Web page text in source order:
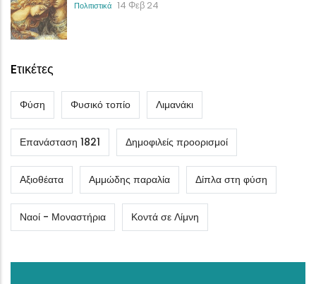
Πολιτιστικά 14 Φεβ 24
Eτικέτες
Φύση Φυσικό τοπίο Λιμανάκι
Επανάσταση 1821 Δημοφιλείς προορισμοί
Αξιοθέατα Αμμώδης παραλία Δίπλα στη φύση
Ναοί - Μοναστήρια Κοντά σε Λίμνη